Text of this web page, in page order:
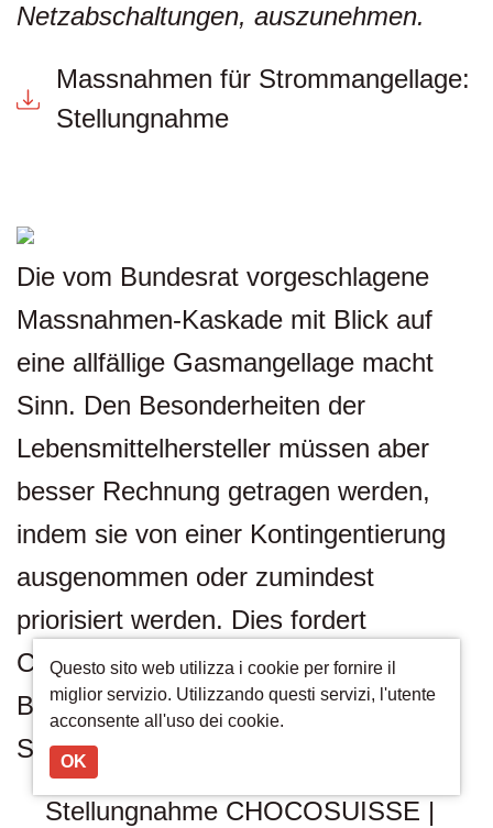
Netzabschaltungen, auszunehmen.
Massnahmen für Strommangellage:
Stellungnahme
Die vom Bundesrat vorgeschlagene
Massnahmen-Kaskade mit Blick auf
eine allfällige Gasmangellage macht
Sinn. Den Besonderheiten der
Lebensmittelhersteller müssen aber
besser Rechnung getragen werden,
indem sie von einer Kontingentierung
ausgenommen oder zumindest
priorisiert werden. Dies fordert
CHOCOSUISSE zusammen mit
BISCOSUISSE in der gemeinsamen
Stellungnahme.
Stellungnahme CHOCOSUISSE |
Questo sito web utilizza i cookie per fornire il
miglior servizio. Utilizzando questi servizi, l'utente
acconsente all'uso dei cookie.
OK